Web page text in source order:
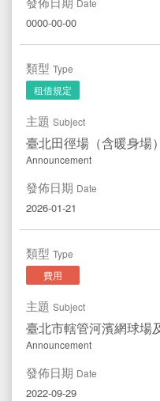
Date
0000-00-00
類型 Type
租借規定
主題 Subject
臺北田徑場（含暖身場
Announcement
發佈日期 Date
2026-01-21
類型 Type
費用
主題 Subject
臺北市轄管河濱網球場
Announcement
發佈日期 Date
2022-09-29